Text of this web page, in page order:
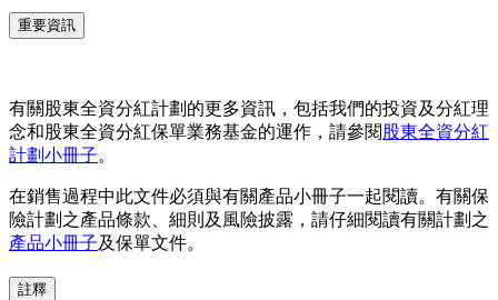
重要資訊
有關股東全資分紅計劃的更多資訊，包括我們的投資及分紅理
念和股東全資分紅保單業務基金的運作，請參閱 股東全資分紅
計劃小冊子。
在銷售過程中此文件必須與有關產品小冊子一起閱讀。有關保
險計劃之產品條款、細則及風險披露，請仔細閱讀有關計劃之
產品小冊子及保單文件。
註釋